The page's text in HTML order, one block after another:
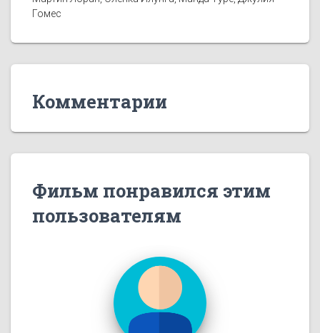
Гомес
Комментарии
Фильм понравился этим
пользователям